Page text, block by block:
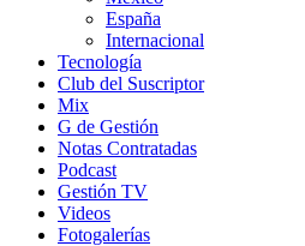
España
Internacional
Tecnología
Club del Suscriptor
Mix
G de Gestión
Notas Contratadas
Podcast
Gestión TV
Videos
Fotogalerías